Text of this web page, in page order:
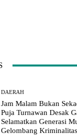
DAERAH
Jam Malam Bukan
Puja Turnawan Desak
Selamatkan Generasi
Gelombang Kriminalitas